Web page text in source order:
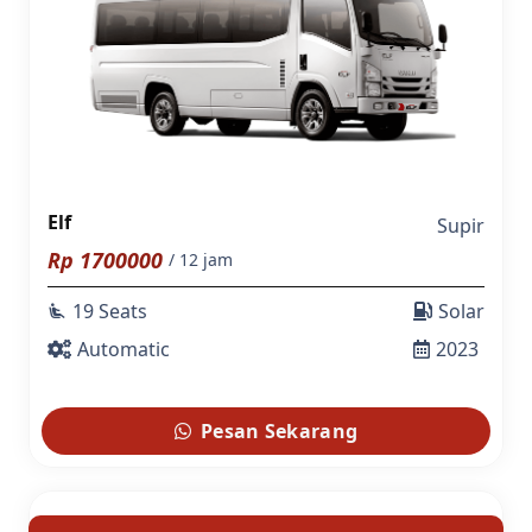
Elf Supir
Rp 1700000 / 12 jam
airline_seat_recline_extra 19 Seats
Automatic
Solar
2023
Pesan Sekarang